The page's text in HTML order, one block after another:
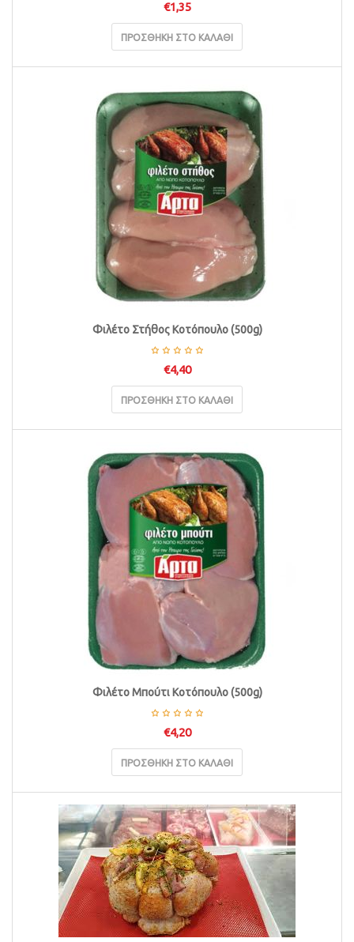
€1,35
ΠΡΟΣΘΉΚΗ ΣΤΟ ΚΑΛΆΘΙ
Φιλέτο Στήθος Κοτόπουλο (500g)
€4,40
ΠΡΟΣΘΉΚΗ ΣΤΟ ΚΑΛΆΘΙ
Φιλέτο Μπούτι Κοτόπουλο (500g)
€4,20
ΠΡΟΣΘΉΚΗ ΣΤΟ ΚΑΛΆΘΙ